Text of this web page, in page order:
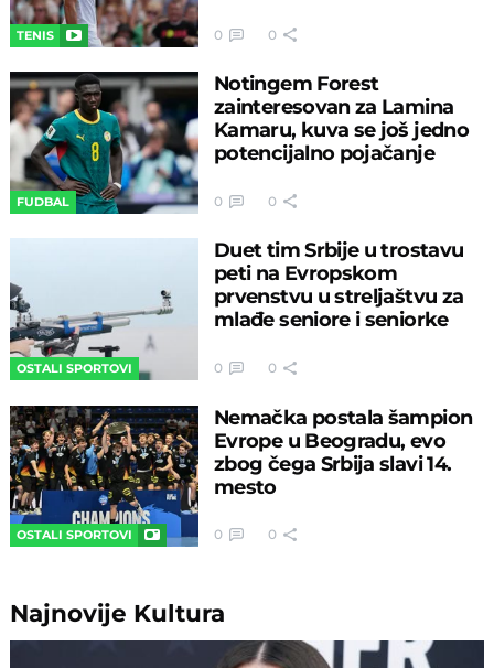
TENIS 0 0
FUDBAL
Notingem Forest
zainteresovan za Lamina
Kamaru, kuva se još jedno
potencijalno pojačanje
0 0
OSTALI SPORTOVI
Duet tim Srbije u trostavu
peti na Evropskom
prvenstvu u streljaštvu za
mlađe seniore i seniorke
0 0
OSTALI SPORTOVI
Nemačka postala šampion
Evrope u Beogradu, evo
zbog čega Srbija slavi 14.
mesto
0 0
Najnovije Kultura